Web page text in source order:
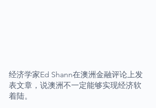
经济学家Ed Shann在澳洲金融评论上发
表文章，说澳洲不一定能够实现经济软
着陆。